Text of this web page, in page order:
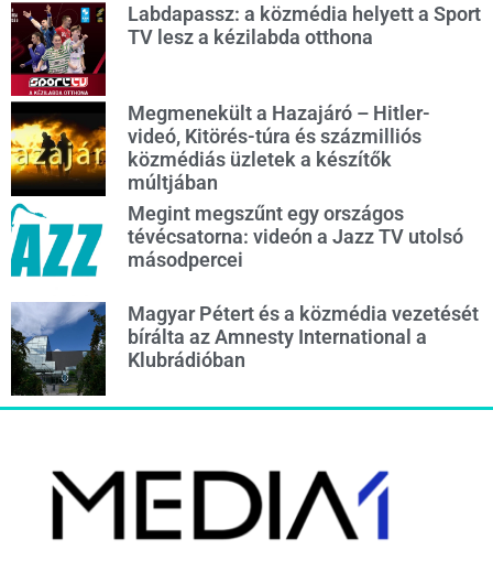
Labdapassz: a közmédia helyett a Sport
TV lesz a kézilabda otthona
Megmenekült a Hazajáró – Hitler-
videó, Kitörés-túra és százmilliós
közmédiás üzletek a készítők
múltjában
Megint megszűnt egy országos
tévécsatorna: videón a Jazz TV utolsó
másodpercei
Magyar Pétert és a közmédia vezetését
bírálta az Amnesty International a
Klubrádióban